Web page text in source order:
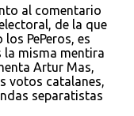
al comentario
de la que
PePeros, es
la misma mentira
Artur Mas,
votos catalanes,
separatistas